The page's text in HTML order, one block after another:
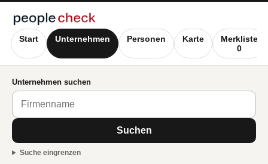
Start Unternehmen Personen Karte
Merkliste
0
Unternehmen suchen
Suchen
Suche eingrenzen